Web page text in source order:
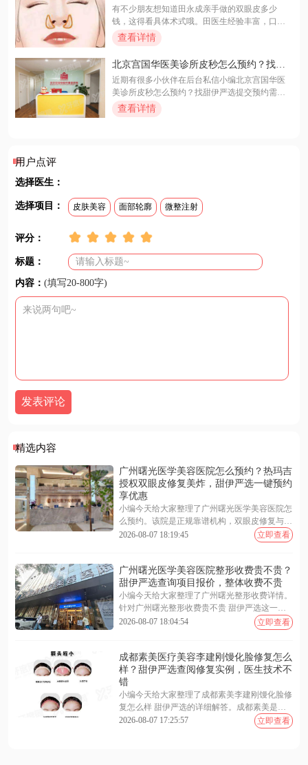
皮3000+/切开双眼皮5000+/三点定位双眼皮
4000+
有不少朋友想知道田永成亲手做的双眼皮多少
钱，这得看具体术式哦。田医生经验丰富，口碑
好，用微创无痕技术，切口小恢复快；还能个性
化设计，精细缝合，术后效果自然美观。他做埋
线双眼皮3000元起，适合眼皮薄没脂肪的人；切
开双眼皮5000元起，适合各种眼皮；三点定位双
眼皮4000元起，结合两者优点。患者评价也超
高，都说效果好、恢复快、服务贴心。想了解更
多，点击看看吧！
查看详情
北京宫国华医美诊所皮秒怎么预约？找甜
伊严选提交预约需求，一键锁定档期，轻
松变美不排队！
近期有很多小伙伴在后台私信小编北京宫国华医
美诊所皮秒怎么预约？找甜伊严选提交预约需
求。针对该问题，明确答案是通过甜伊严选平台
直接提交您的预约需求，即可快速对接北京宫国
查看详情
用户点评
选择医生：
选择项目： 皮肤美容 面部轮廓 微整注射
评分：
标题：
内容： (填写20-800字)
发表评论
精选内容
广州曙光医学美容医院怎么预约？热玛吉
授权双眼皮修复美炸，甜伊严选一键预约
享优惠
小编今天给大家整理了广州曙光医学美容医院怎
么预约。该院是正规靠谱机构，双眼皮修复与热
玛吉技术口碑好。求美者可通过官网、电话或到
收费透明，服务优质，能为您提供个性化变美方
案。下面随小编一起来看看更多详细介绍~
2026-08-07 18:19:45 立即查看
广州曙光医学美容医院整形收费贵不贵？
甜伊严选查询项目报价，整体收费不贵
小编今天给大家整理了广州曙光整形收费详情。
针对广州曙光整形收费贵不贵 甜伊严选这一问
题，答案是该院定价透明且性价比高，绝非盲目
高价。医院拥有陈小剑等资深专家，技术口碑双
动价，让您消费明明白白。下面随小编一起来看
看更多详细介绍~
2026-08-07 18:04:54 立即查看
成都素美医疗美容李建刚馒化脸修复怎么
样？甜伊严选查阅修复实例，医生技术不
错
小编今天给大家整理了成都素美李建刚馒化脸修
复怎么样 甜伊严选的详细解答。成都素美是正
规靠谱的美容机构，李建钢院长凭借“减负 - 复
2026-08-07 17:25:57 立即查看